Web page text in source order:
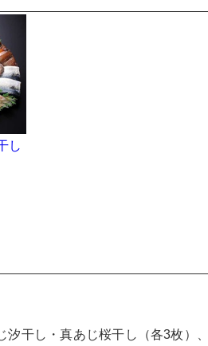
し
汐干し・真あじ桜干し（各3枚